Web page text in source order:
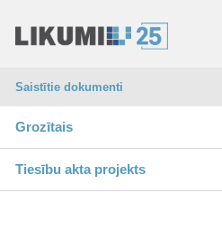
Saistītie dokumenti
Grozītais
Tiesību akta projekts